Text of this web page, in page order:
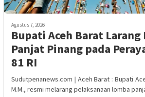
Agustus 7, 2026
Bupati Aceh Barat Larang
Panjat Pinang pada
81 RI
Sudutpenanews.com | Aceh Barat : Bupati
M.M., resmi melarang pelaksanaan lomba